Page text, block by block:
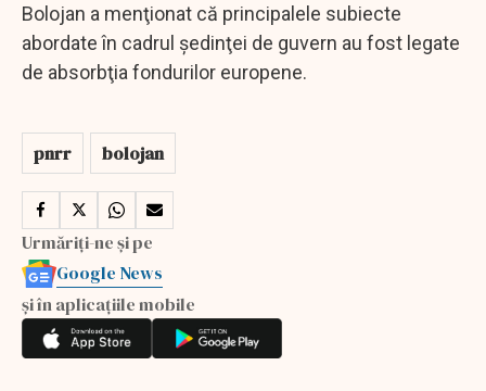
Bolojan a menţionat că principalele subiecte
abordate în cadrul şedinţei de guvern au fost legate
de absorbţia fondurilor europene.
pnrr bolojan
Urmăriți-ne și pe
Google News
și în aplicațiile mobile